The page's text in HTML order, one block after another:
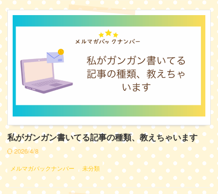
私がガンガン書いてる記事の種類、教えちゃいます
2026/4/8
メルマガバックナンバー 未分類